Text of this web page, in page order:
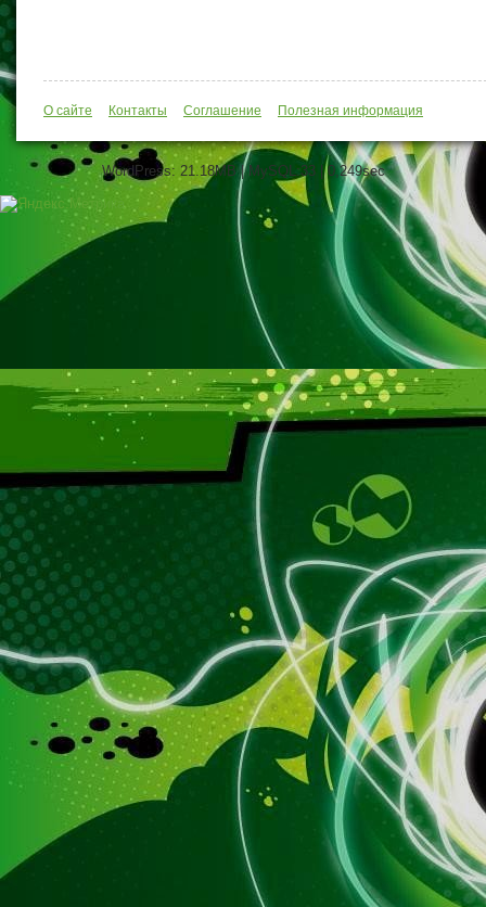
О сайте Контакты Соглашение Полезная информация
WordPress: 21.18MB | MySQL:33 | 0,249sec